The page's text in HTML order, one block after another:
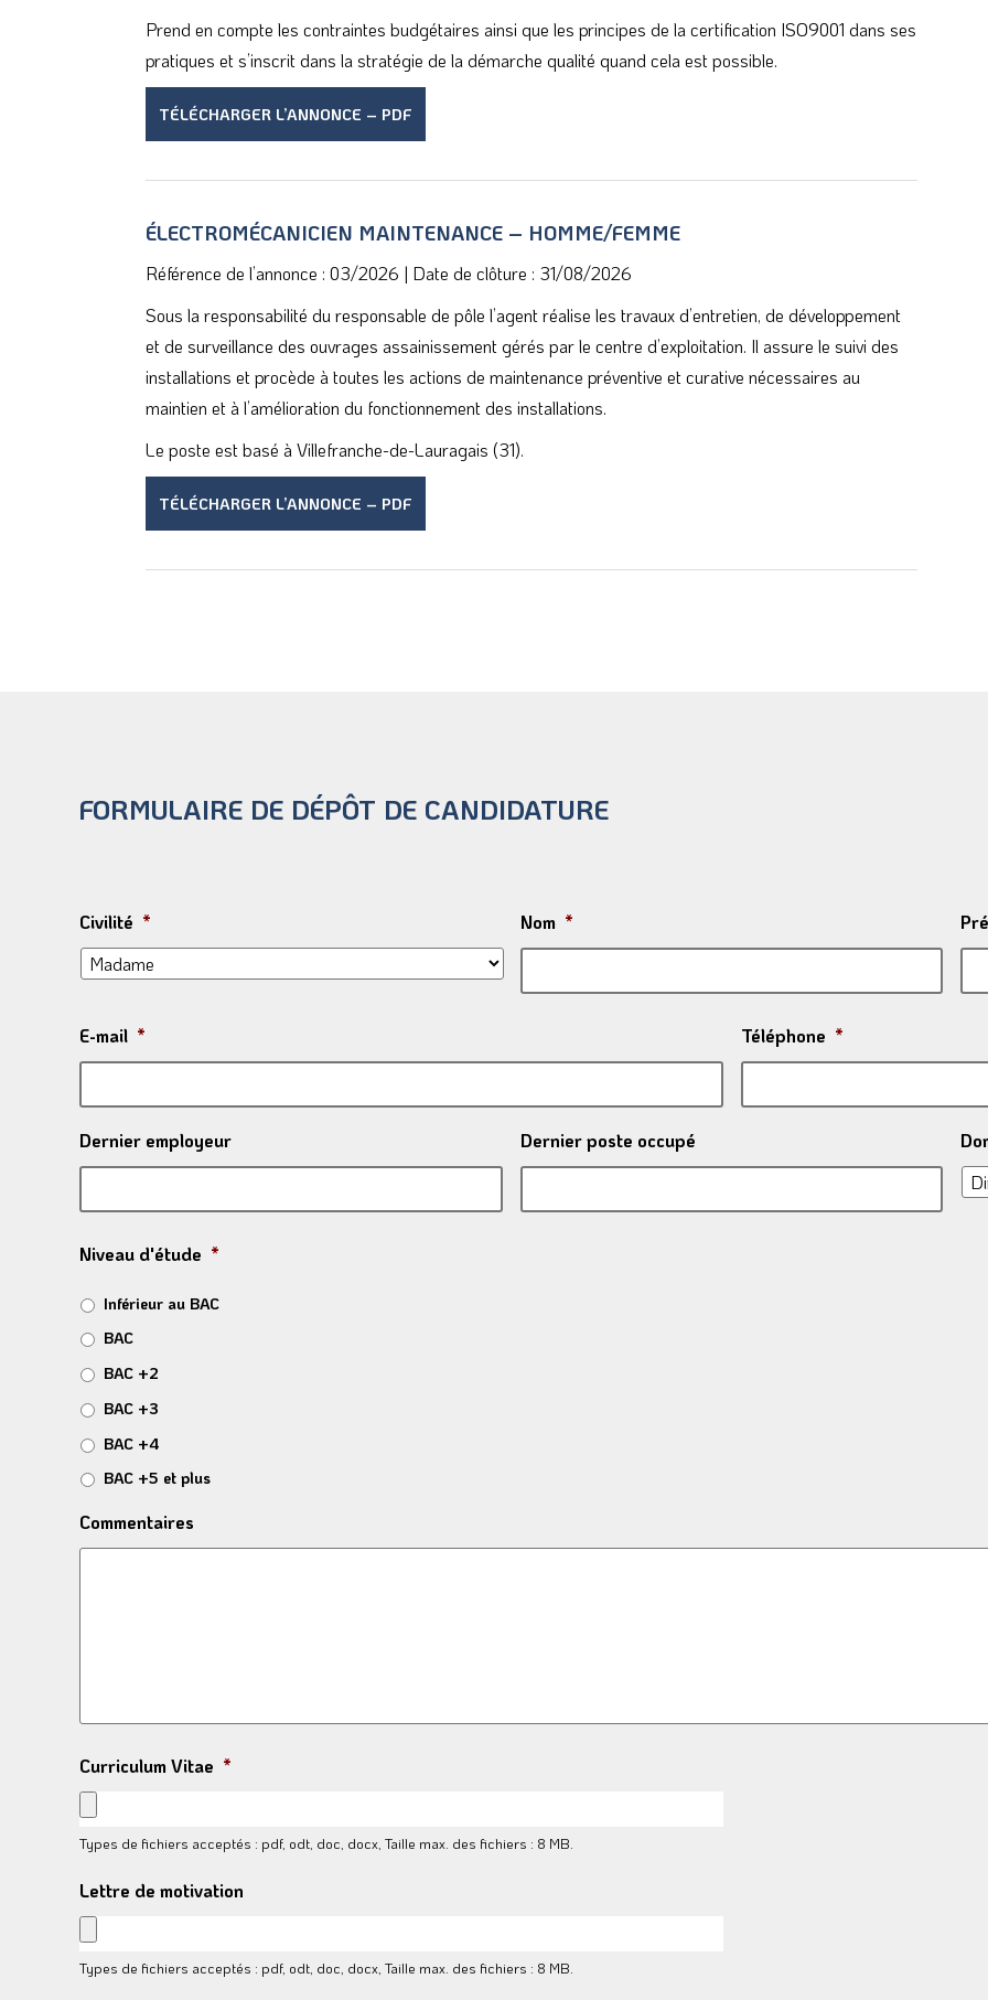
Prend en compte les contraintes budgétaires ainsi que les principes de la certification ISO9001 dans ses
pratiques et s’inscrit dans la stratégie de la démarche qualité quand cela est possible.
TÉLÉCHARGER L’ANNONCE – PDF
ÉLECTROMÉCANICIEN MAINTENANCE – HOMME/FEMME
Référence de l’annonce : 03/2026 | Date de clôture : 31/08/2026
Sous la responsabilité du responsable de pôle l’agent réalise les travaux d’entretien, de développement
et de surveillance des ouvrages assainissement gérés par le centre d’exploitation. Il assure le suivi des
installations et procède à toutes les actions de maintenance préventive et curative nécessaires au
maintien et à l’amélioration du fonctionnement des installations.
Le poste est basé à Villefranche-de-Lauragais (31).
TÉLÉCHARGER L’ANNONCE – PDF
FORMULAIRE DE DÉPÔT DE CANDIDATURE
Civilité * Nom *
E-mail * Téléphone *
Dernier employeur Dernier poste occupé
Niveau d'étude *
Inférieur au BAC
BAC
BAC +2
BAC +3
BAC +4
BAC +5 et plus
Commentaires
Curriculum Vitae *
Types de fichiers acceptés : pdf, odt, doc, docx, Taille max. des fichiers : 8 MB.
Lettre de motivation
Types de fichiers acceptés : pdf, odt, doc, docx, Taille max. des fichiers : 8 MB.